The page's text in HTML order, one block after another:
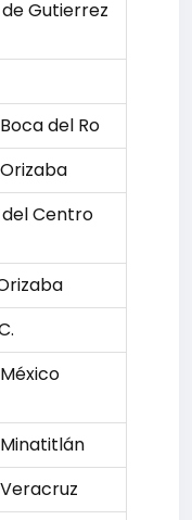
Gutierrez
del Ro
Centro